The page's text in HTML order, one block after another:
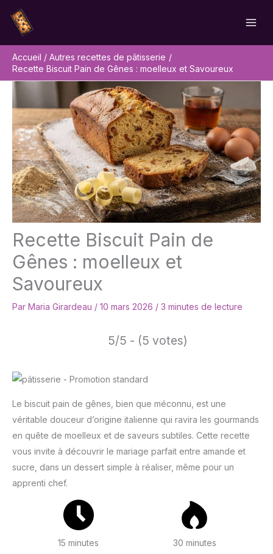
contenu
Accueil
Autres recettes de pâtisserie
Recette Biscuit Pain de Gênes : moelleux et Savoureux
Recette Biscuit Pain de
Gênes : moelleux et
Savoureux
Par Maria Girardeau / 10 mars 2026 / 3 minutes de lecture
5/5 - (5 votes)
Le biscuit pain de gênes, bien que méconnu, est une
véritable douceur d’origine italienne qui ravira les gourmands
en quête de moelleux et de saveurs subtiles. Cette recette
vous invite à découvrir le mariage parfait entre amande et
sucre, dans un dessert simple à réaliser, même pour un
apprenti chef.
15 minutes 30 minutes
Rechercher